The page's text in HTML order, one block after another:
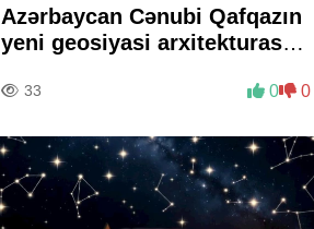
Azərbaycan Cənubi Qafqazın
yeni geosiyasi arxitekturasını
33 0 0